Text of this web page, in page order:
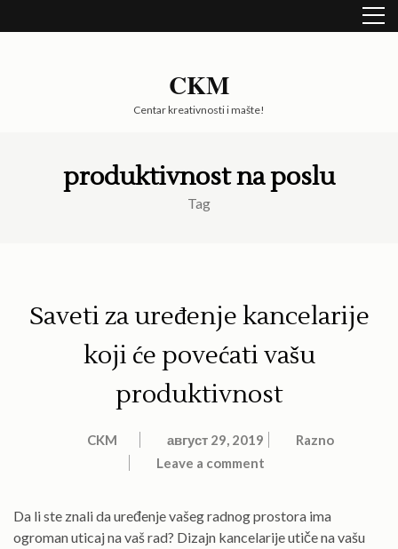
to
CKM
Centar kreativnosti i mašte!
produktivnost na poslu
Tag
Saveti za uređenje kancelarije
koji će povećati vašu
produktivnost
CKM август 29, 2019
Razno
Leave a comment
Da li ste znali da uređenje vašeg radnog prostora ima
ogroman uticaj na vaš rad? Dizajn kancelarije utiče na vašu